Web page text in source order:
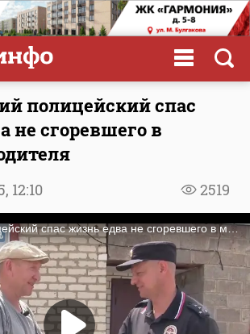
полицейский спас
не сгоревшего в
2519
12:10